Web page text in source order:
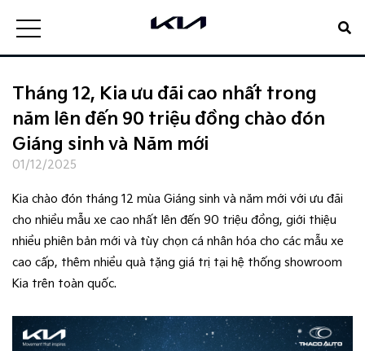
Tháng 12, Kia ưu đãi cao nhất trong
năm lên đến 90 triệu đồng chào đón
Giáng sinh và Năm mới
01/12/2025
Kia chào đón tháng 12 mùa Giáng sinh và năm mới với ưu đãi
cho nhiều mẫu xe cao nhất lên đến 90 triệu đồng, giới thiệu
nhiều phiên bản mới và tùy chọn cá nhân hóa cho các mẫu xe
cao cấp, thêm nhiều quà tặng giá trị tại hệ thống showroom
Kia trên toàn quốc.